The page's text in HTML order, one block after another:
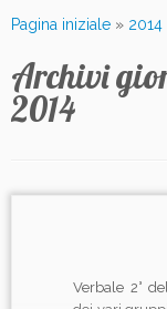
Pagina iniziale » 2014
Archivi
2014
Verbale 2°